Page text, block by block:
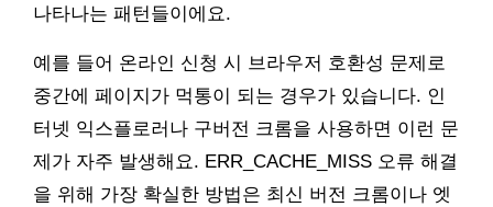
나타나는 패턴들이에요.
예를 들어 온라인 신청 시 브라우저 호환성 문제로
중간에 페이지가 먹통이 되는 경우가 있습니다. 인
터넷 익스플로러나 구버전 크롬을 사용하면 이런 문
제가 자주 발생해요. ERR_CACHE_MISS 오류 해결
을 위해 가장 확실한 방법은 최신 버전 크롬이나 엣